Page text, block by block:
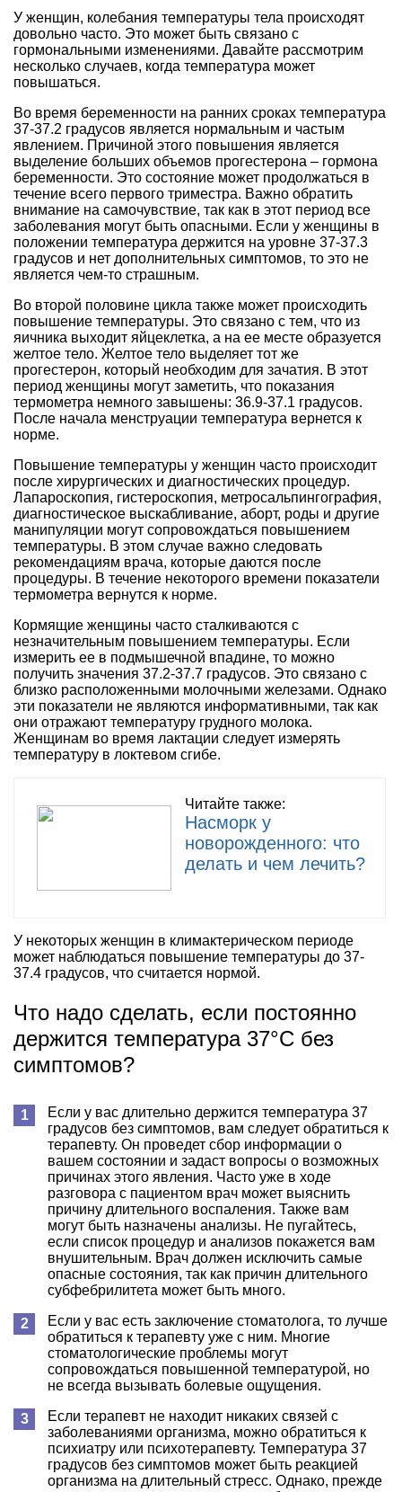
У женщин, колебания температуры тела происходят
довольно часто. Это может быть связано с
гормональными изменениями. Давайте рассмотрим
несколько случаев, когда температура может
повышаться.
Во время беременности на ранних сроках температура
37-37.2 градусов является нормальным и частым
явлением. Причиной этого повышения является
выделение больших объемов прогестерона – гормона
беременности. Это состояние может продолжаться в
течение всего первого триместра. Важно обратить
внимание на самочувствие, так как в этот период все
заболевания могут быть опасными. Если у женщины в
положении температура держится на уровне 37-37.3
градусов и нет дополнительных симптомов, то это не
является чем-то страшным.
Во второй половине цикла также может происходить
повышение температуры. Это связано с тем, что из
яичника выходит яйцеклетка, а на ее месте образуется
желтое тело. Желтое тело выделяет тот же
прогестерон, который необходим для зачатия. В этот
период женщины могут заметить, что показания
термометра немного завышены: 36.9-37.1 градусов.
После начала менструации температура вернется к
норме.
Повышение температуры у женщин часто происходит
после хирургических и диагностических процедур.
Лапароскопия, гистероскопия, метросальпингография,
диагностическое выскабливание, аборт, роды и другие
манипуляции могут сопровождаться повышением
температуры. В этом случае важно следовать
рекомендациям врача, которые даются после
процедуры. В течение некоторого времени показатели
термометра вернутся к норме.
Кормящие женщины часто сталкиваются с
незначительным повышением температуры. Если
измерить ее в подмышечной впадине, то можно
получить значения 37.2-37.7 градусов. Это связано с
близко расположенными молочными железами. Однако
эти показатели не являются информативными, так как
они отражают температуру грудного молока.
Женщинам во время лактации следует измерять
температуру в локтевом сгибе.
Читайте также:
Насморк у
новорожденного: что
делать и чем лечить?
У некоторых женщин в климактерическом периоде
может наблюдаться повышение температуры до 37-
37.4 градусов, что считается нормой.
Что надо сделать, если постоянно
держится температура 37°С без
симптомов?
Если у вас длительно держится температура 37
градусов без симптомов, вам следует обратиться к
терапевту. Он проведет сбор информации о
вашем состоянии и задаст вопросы о возможных
причинах этого явления. Часто уже в ходе
разговора с пациентом врач может выяснить
причину длительного воспаления. Также вам
могут быть назначены анализы. Не пугайтесь,
если список процедур и анализов покажется вам
внушительным. Врач должен исключить самые
опасные состояния, так как причин длительного
субфебрилитета может быть много.
Если у вас есть заключение стоматолога, то лучше
обратиться к терапевту уже с ним. Многие
стоматологические проблемы могут
сопровождаться повышенной температурой, но
не всегда вызывать болевые ощущения.
Если терапевт не находит никаких связей с
заболеваниями организма, можно обратиться к
психиатру или психотерапевту. Температура 37
градусов без симптомов может быть реакцией
организма на длительный стресс. Однако, прежде